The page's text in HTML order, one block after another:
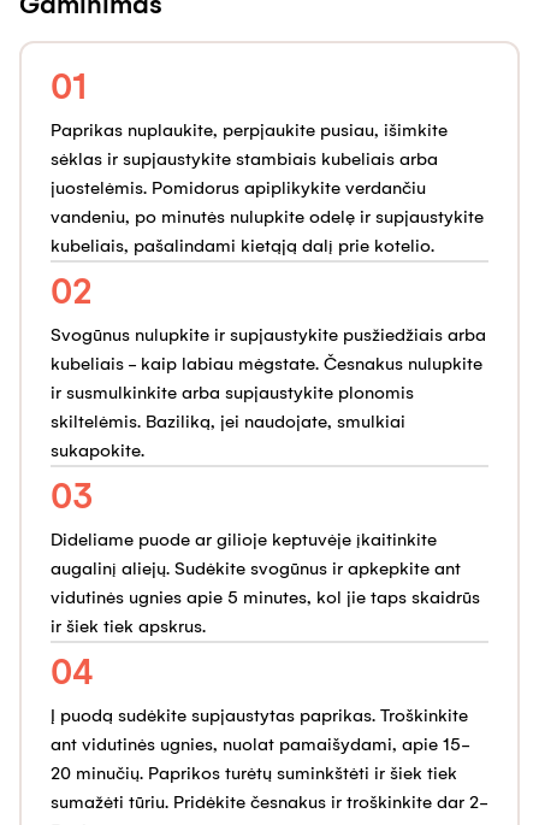
01
Paprikas nuplaukite, perpjaukite pusiau, išimkite
sėklas ir supjaustykite stambiais kubeliais arba
juostelėmis. Pomidorus apiplikykite verdančiu
vandeniu, po minutės nulupkite odelę ir supjaustykite
kubeliais, pašalindami kietąją dalį prie kotelio.
02
Svogūnus nulupkite ir supjaustykite pusžiedžiais arba
kubeliais - kaip labiau mėgstate. Česnakus nulupkite
ir susmulkinkite arba supjaustykite plonomis
skiltelėmis. Baziliką, jei naudojate, smulkiai
sukapokite.
03
Dideliame puode ar gilioje keptuvėje įkaitinkite
augalinį aliejų. Sudėkite svogūnus ir apkepkite ant
vidutinės ugnies apie 5 minutes, kol jie taps skaidrūs
ir šiek tiek apskrus.
04
Į puodą sudėkite supjaustytas paprikas. Troškinkite
ant vidutinės ugnies, nuolat pamaišydami, apie 15-
20 minučių. Paprikos turėtų suminkštėti ir šiek tiek
sumažėti tūriu. Pridėkite česnakus ir troškinkite dar 2-